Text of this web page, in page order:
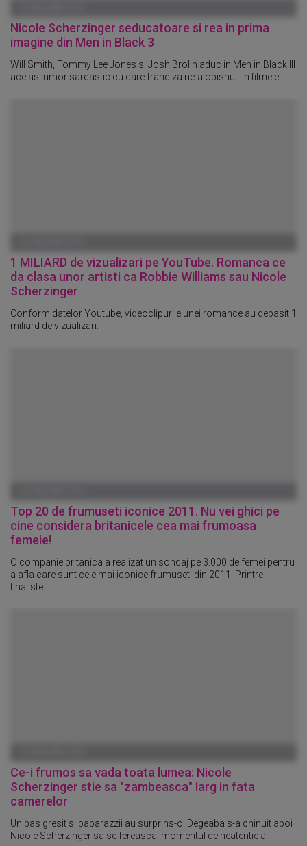
Nicole Scherzinger seducatoare si rea in prima
imagine din Men in Black 3
Will Smith, Tommy Lee Jones si Josh Brolin aduc in Men in Black III
acelasi umor sarcastic cu care franciza ne-a obisnuit in filmele...
1 MILIARD de vizualizari pe YouTube. Romanca ce
da clasa unor artisti ca Robbie Williams sau Nicole
Scherzinger
Conform datelor Youtube, videoclipurile unei romance au depasit 1
miliard de vizualizari.
Top 20 de frumuseti iconice 2011. Nu vei ghici pe
cine considera britanicele cea mai frumoasa
femeie!
O companie britanica a realizat un sondaj pe 3.000 de femei pentru
a afla care sunt cele mai iconice frumuseti din 2011. Printre
finaliste...
Ce-i frumos sa vada toata lumea: Nicole
Scherzinger stie sa "zambeasca" larg in fata
camerelor
Un pas gresit si paparazzii au surprins-o! Degeaba s-a chinuit apoi
Nicole Scherzinger sa se fereasca: momentul de neatentie a